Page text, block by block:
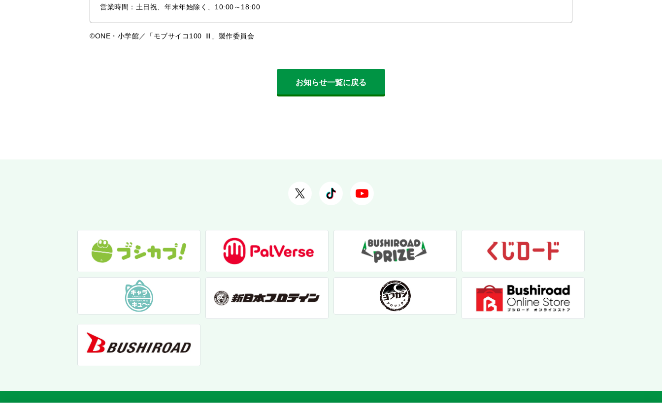
営業時間：土日祝、年末年始除く、10:00～18:00
©ONE・小学館／「モブサイコ100 Ⅲ」製作委員会
お知らせ一覧に戻る